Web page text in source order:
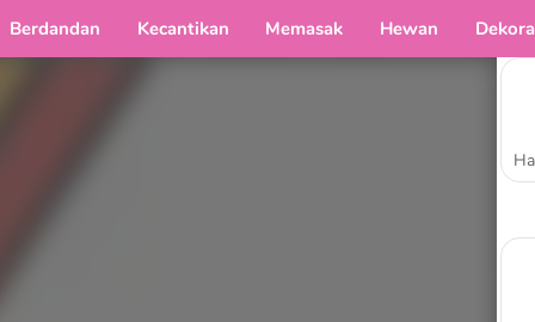
Berdandan Kecantikan Memasak Hewan